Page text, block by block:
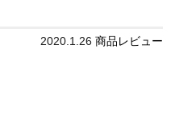
2020.1.26 商品レビュー